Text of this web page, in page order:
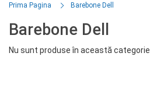
Prima Pagina Barebone Dell
Barebone Dell
Nu sunt produse în această categorie.